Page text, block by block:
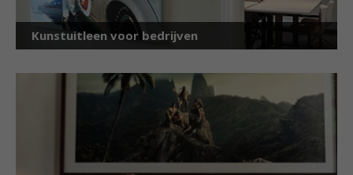
Kunstuitleen voor bedrijven